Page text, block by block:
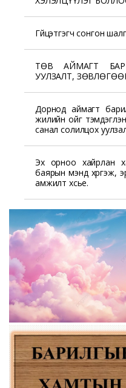
Гүйцэтгэгч сонгон
ТӨВ АЙМАГТ
УУЛЗАЛТ,
Дорнод аймагт
жилийн ойг тэмдэглэн
санал солилцох
Эх орноо хайрлан
баярын мэнд хүргэж,
амжилт хүсье.